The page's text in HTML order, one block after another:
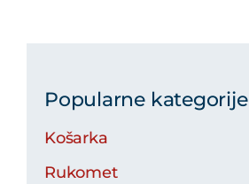
Popularne kategorije
Košarka
Rukomet